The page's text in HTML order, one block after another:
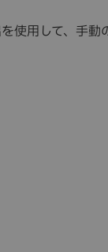
使用して、手